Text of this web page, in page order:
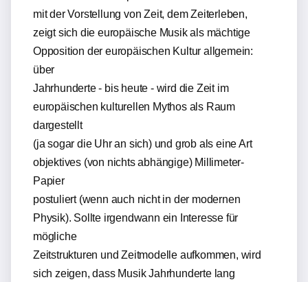
mit der Vorstellung von Zeit, dem Zeiterleben,
zeigt sich die europäische Musik als mächtige
Opposition der europäischen Kultur allgemein:
über
Jahrhunderte - bis heute - wird die Zeit im
europäischen kulturellen Mythos als Raum
dargestellt
(ja sogar die Uhr an sich) und grob als eine Art
objektives (von nichts abhängige) Millimeter-
Papier
postuliert (wenn auch nicht in der modernen
Physik). Sollte irgendwann ein Interesse für
mögliche
Zeitstrukturen und Zeitmodelle aufkommen, wird
sich zeigen, dass Musik Jahrhunderte lang